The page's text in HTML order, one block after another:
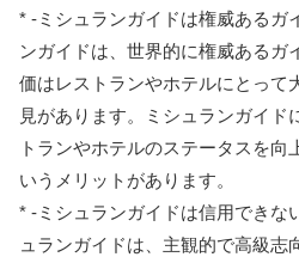
* -ミシュランガイドは権威あるガ
ンガイドは、世界的に権威あるガ
価はレストランやホテルにとって
見があります。ミシュランガイド
トランやホテルのステータスを向
いうメリットがあります。
* -ミシュランガイドは信用できな
ュランガイドは、主観的で高級志